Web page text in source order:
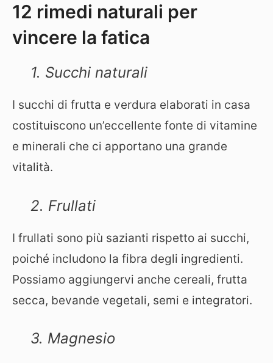
12 rimedi naturali per
vincere la fatica
1. Succhi naturali
I succhi di frutta e verdura elaborati in casa
costituiscono un’eccellente fonte di vitamine
e minerali che ci apportano una grande
vitalità.
2. Frullati
I frullati sono più sazianti rispetto ai succhi,
poiché includono la fibra degli ingredienti.
Possiamo aggiungervi anche cereali, frutta
secca, bevande vegetali, semi e integratori.
3. Magnesio